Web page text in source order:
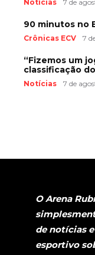
Notícias 7 de
90 minutos no
Crônicas ECV 7
“Fizemos um
classificação
Notícias 7 de
O Arena
de notícias
esportivo